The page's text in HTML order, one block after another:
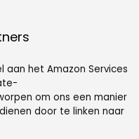
aan het Amazon Services
om ons een manier
door te linken naar